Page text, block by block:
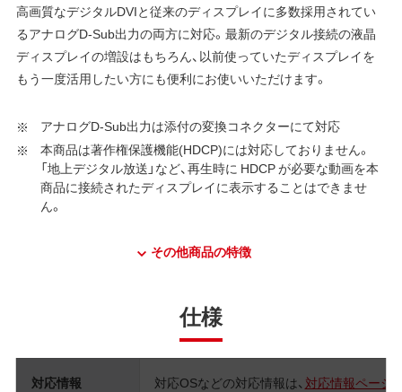
高画質なデジタルDVIと従来のディスプレイに多数採用されてい
るアナログD-Sub出力の両方に対応。最新のデジタル接続の液晶
ディスプレイの増設はもちろん、以前使っていたディスプレイを
もう一度活用したい方にも便利にお使いいただけます。
アナログD-Sub出力は添付の変換コネクターにて対応
本商品は著作権保護機能(HDCP)には対応しておりません。
「地上デジタル放送」など、再生時に HDCP が必要な動画を本
商品に接続されたディスプレイに表示することはできませ
ん。
その他商品の特徴
仕様
対応情報 対応OSなどの対応情報は、 対応情報ページ